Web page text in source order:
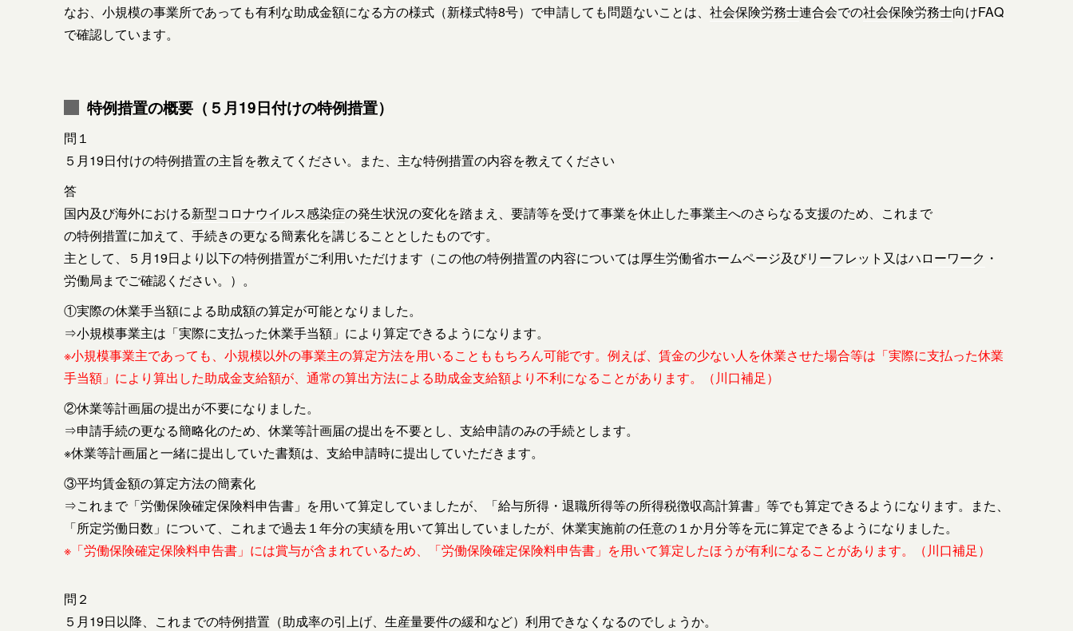
なお、小規模の事業所であっても有利な助成⾦額になる⽅の様式（新様式特8号）で申請しても問題ないことは、 社会保険労務士連合会での社会保険労務士向けFAQ
で確認しています。
特例措置の概要（５月19日付けの特例措置）
問１
５月19日付けの特例措置の主旨を教えてください。また、主な特例措置の内容を教えてください
答
国内及び海外における新型コロナウイルス感染症の発生状況の変化を踏まえ、要請等を受けて事業を休止した事業主へのさらなる支援のため、これまで
の特例措置に加えて、手続きの更なる簡素化を講じることとしたものです。
主として、５月19日より以下の特例措置がご利用いただけます（この他の特例措置の内容については厚生労働省ホームページ及びリーフレット 又はハローワーク ・
労働局までご確認ください。）。
①実際の休業手当額による助成額の算定が可能となりました。
⇒小規模事業主は「実際に支払った休業手当額」により算定できるようになります。
※小規模事業主であっても、小規模以外の事業主の算定方法を用いることももちろん可能です。例えば、賃金の少ない人を休業させた場合等は「実際に支払った休業
手当額」により算出した助成金支給額が、通常の算出方法による助成金支給額より不利になることがあります。（川口補足）
②休業等計画届の提出が不要になりました。
⇒申請手続の更なる簡略化のため、休業等計画届の提出を不要とし、支給申請のみの手続とします。
※休業等計画届と一緒に提出していた書類は、支給申請時に提出していただきます。
③平均賃金額の算定方法の簡素化
⇒これまで「労働保険確定保険料申告書」を用いて算定していましたが、「給与所得・退職所得等の所得税徴収高計算書」等でも算定できるようになります。また、
「所定労働日数」について、これまで過去１年分の実績を用いて算出していましたが、休業実施前の任意の１か月分等を元に算定できるようになりました。
※「労働保険確定保険料申告書」には賞与が含まれているため、「労働保険確定保険料申告書」を用いて算定したほうが有利になることがあります。（川口補足）
問２
５月19日以降、これまでの特例措置（助成率の引上げ、生産量要件の緩和など）利用できなくなるのでしょうか。